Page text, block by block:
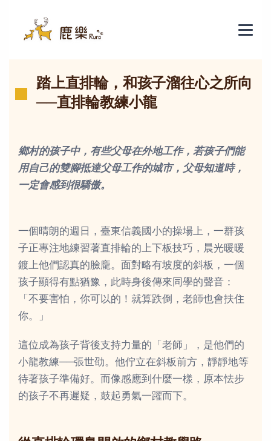
踏上直排輪，和孩子溜往心之所向
──直排輪教練小龍
鄉村的孩子中，有些父母在外地工作，若孩子們能
用自己的雙腳抵達父母工作的城市，父母知道時，
一定會感到很驕傲。
一個晴朗的週日，臺東信義國小的操場上，一群孩
子正專注地練習著直排輪的上下板技巧，晨光暖暖
鍍上他們認真的臉龐。面對略有坡度的斜板，一個
孩子顯得有點猶豫，此時身後傳來同學的聲音：
「不要害怕，你可以的！就算跌倒，老師也會扶住
你。」
這位成為孩子背後支持力量的「老師」，是他們的
小龍教練──張世劭。他佇立在斜板前方，靜靜地等
待著孩子準備好。而像感應到什麼一樣，原本怯步
的孩子不再遲疑，鼓起勇氣一躍而下。